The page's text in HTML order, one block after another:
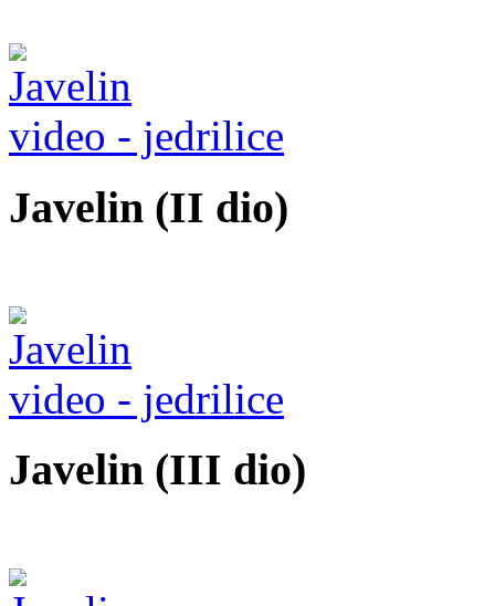
video - jedrilice
Javelin (II dio)
video - jedrilice
Javelin (III dio)